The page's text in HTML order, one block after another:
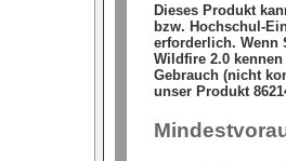
Dieses Produkt
bzw. Hochschul-
erforderlich. Wenn
Wildfire 2.0
Gebrauch (nicht
unser Produkt